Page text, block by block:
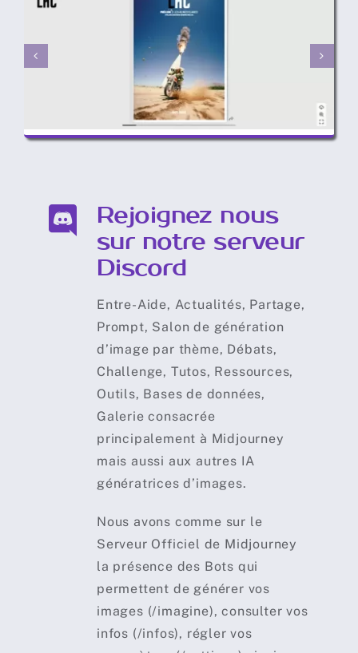
Rejoignez nous
sur notre serveur
Discord
Entre-Aide, Actualités, Partage,
Prompt, Salon de génération
d’image par thème, Débats,
Challenge, Tutos, Ressources,
Outils, Bases de données,
Galerie consacrée
principalement à Midjourney
mais aussi aux autres IA
génératrices d’images.
Nous avons comme sur le
Serveur Officiel de Midjourney
la présence des Bots qui
permettent de générer vos
images (/imagine), consulter vos
infos (/infos), régler vos